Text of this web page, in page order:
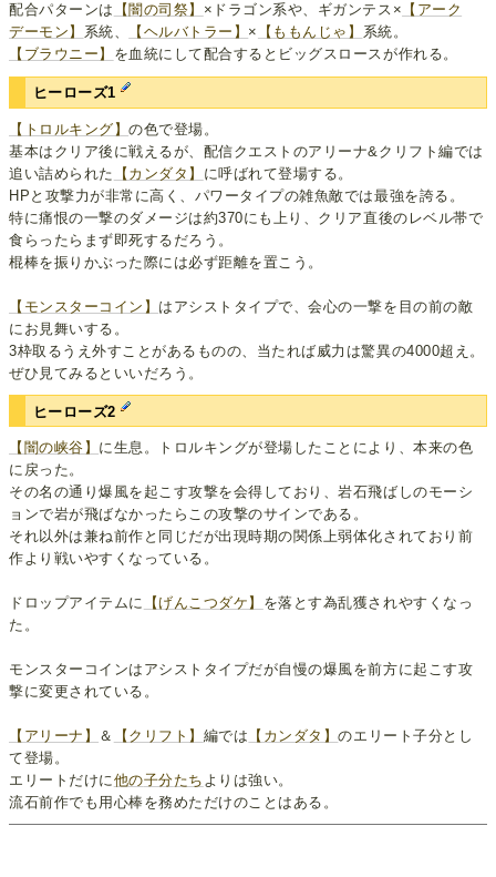
配合パターンは
【闇の司祭】 ×ドラゴン系や、ギガンテス× 【アーク
デーモン】 系統、 【ヘルバトラー】 × 【ももんじゃ】 系統。
【ブラウニー】 を血統にして配合するとビッグスロースが作れる。
ヒーローズ1
【トロルキング】の色で登場。
基本はクリア後に戦えるが、配信クエストのアリーナ&クリフト編では
追い詰められた
【カンダタ】 に呼ばれて登場する。
HPと攻撃力が非常に高く、パワータイプの雑魚敵では最強を誇る。
特に痛恨の一撃のダメージは約370にも上り、クリア直後のレベル帯で
食らったらまず即死するだろう。
棍棒を振りかぶった際には必ず距離を置こう。
【モンスターコイン】 はアシストタイプで、会心の一撃を目の前の敵
にお見舞いする。
3枠取るうえ外すことがあるものの、当たれば威力は驚異の4000超え。
ぜひ見てみるといいだろう。
ヒーローズ2
【闇の峡谷】 に生息。トロルキングが登場したことにより、本来の色
に戻った。
その名の通り爆風を起こす攻撃を会得しており、岩石飛ばしのモーシ
ョンで岩が飛ばなかったらこの攻撃のサインである。
それ以外は兼ね前作と同じだが出現時期の関係上弱体化されており前
作より戦いやすくなっている。
ドロップアイテムに 【げんこつダケ】 を落とす為乱獲されやすくなっ
た。
モンスターコインはアシストタイプだが自慢の爆風を前方に起こす攻
撃に変更されている。
【アリーナ】 ＆ 【クリフト】 編では 【カンダタ】のエリート子分とし
て登場。
エリートだけに他の子分たち よりは強い。
流石前作でも用心棒を務めただけのことはある。